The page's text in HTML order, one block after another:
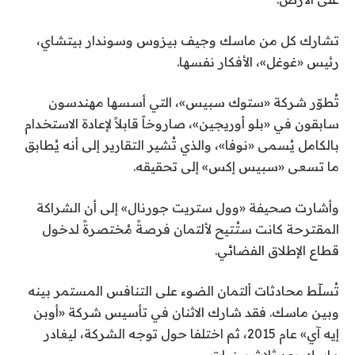
تشارك كل من ماسك وجيف بيزوس وسوندار بيتشاي،
رئيس «غوغل»، الأفكار نفسها.
تُطوّر شركة «ستوك سبيس»، التي أسسها مهندسون
سابقون في «بلو أوريجين»، صاروخاً قابلاً لإعادة الاستخدام
بالكامل يُسمى «نوفا»، والذي تُشير التقارير إلى أنه يُطابق
ما تسعى «سبيس إكس» إلى تحقيقه.
وأشارت صحيفة «وول ستريت جورنال» إلى أن الشراكة
المقترحة كانت ستُتيح لألتمان فرصةً مُختصرةً لدخول
قطاع الإطلاق الفضائي.
تُسلّط محادثات ألتمان الضوء على التنافس المستمر بينه
وبين ماسك. فقد شارك الاثنان في تأسيس شركة «أوبن
إيه آي» عام 2015، ثم اختلفا حول توجه الشركة، ليغادر